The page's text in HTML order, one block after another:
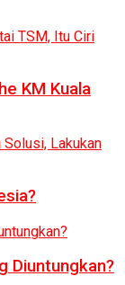
KM Kuala
Diuntungkan?